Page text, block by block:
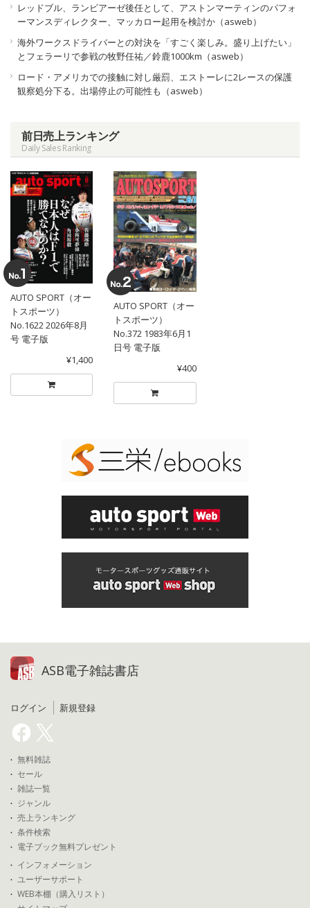
レッドブル、ランビアーゼ後任として、アストンマーティンのパフォ
ーマンスディレクター、マッカロー起用を検討か（asweb）
海外ワークスドライバーとの対決を「すごく楽しみ。盛り上げたい」
とフェラーリで参戦の牧野任祐／鈴鹿1000km（asweb）
ロード・アメリカでの接触に対し厳罰、エストーレに2レースの保護
観察処分下る。出場停止の可能性も（asweb）
前日売上ランキング
Daily Sales Ranking
AUTO SPORT（オー
トスポーツ）
No.1622 2026年8月
号 電子版
¥1,400
AUTO SPORT（オー
トスポーツ）
No.372 1983年6月1
日号 電子版
¥400
ASB電子雑誌書店
ログイン 新規登録
無料雑誌
セール
雑誌一覧
ジャンル
売上ランキング
条件検索
電子ブック無料プレゼント
インフォメーション
ユーザーサポート
WEB本棚（購入リスト）